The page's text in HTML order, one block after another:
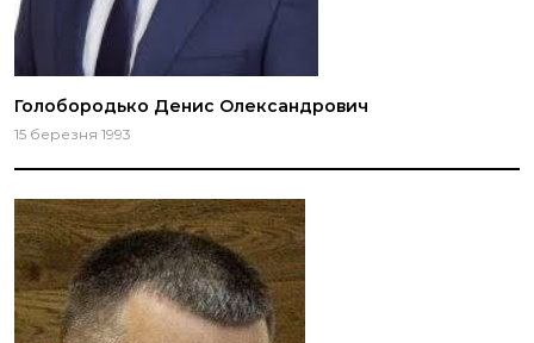
Голобородько Денис Олександрович
15 березня 1993